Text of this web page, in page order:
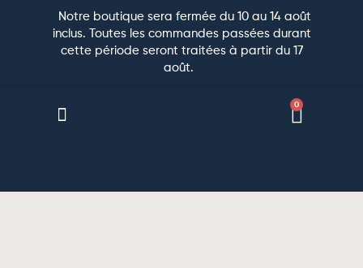
0
Notre boutique sera fermée du 10 au 14 août
inclus. Toutes les commandes passées durant
cette période seront traitées à partir du 17
août.